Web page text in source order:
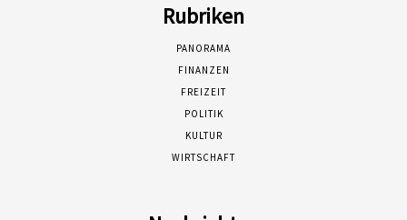
Rubriken
PANORAMA
FINANZEN
FREIZEIT
POLITIK
KULTUR
WIRTSCHAFT